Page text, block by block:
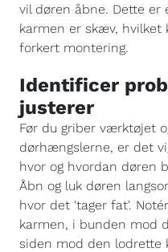
vil døren åbne. Dette
karmen er skæv,
forkert montering.
Identificer
justerer
Før du griber værktøjet
dørhængslerne, er det
hvor og hvordan døren
Åbn og luk døren
hvor det 'tager fat'.
karmen, i bunden mod
siden mod den lodrette